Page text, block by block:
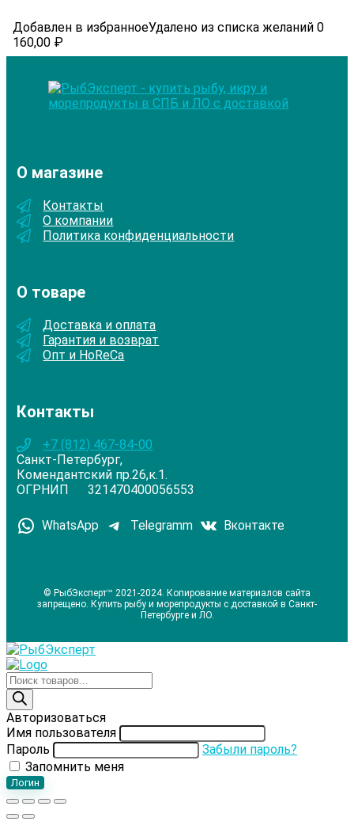
Добавлен в избранноеУдалено из списка желаний 0
160,00 ₽
О магазине
Контакты
О компании
Политика конфиденциальности
О товаре
Доставка и оплата
Гарантия и возврат
Опт и HoReCa
Контакты
+7 (812) 467-84-00
Санкт-Петербург,
Комендантский пр.26,к.1.
ОГРНИП 321470400056553
WhatsApp Telegramm Вконтакте
© РыбЭксперт™ 2021-2024. Копирование материалов сайта
запрещено. Купить рыбу и морепродукты с доставкой в Санкт-
Петербурге и ЛО.
Поиск
товаров
Авторизоваться
Имя пользователя
Пароль
Забыли пароль?
Запомнить меня
Логин